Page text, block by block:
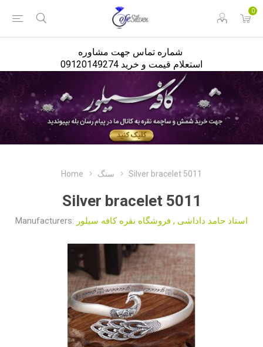
0
استعلام قیمت و خرید 09120149274
Home سنگ Silver bracelet 5011
Silver bracelet 5011
Manufacturers: استاد حامد داداشی , فروشگاه نقره کافه سیلور